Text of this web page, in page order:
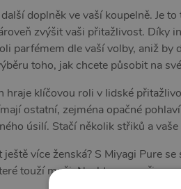
doplněk ve vaší koupelně. Je
zvýšit vaši přitažlivost. Díky
parfémem dle vaší volby, aniž by
toho, jak chcete působit na
hraje klíčovou roli v lidské
ostatní, zejména opačné
úsilí. Stačí několik střiků a
více ženská? S Miyagi Pure
touží muži. Nechte svou